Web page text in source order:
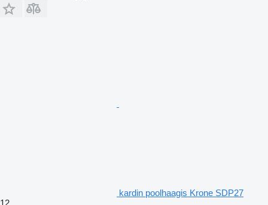
kardin poolhaagis Krone SDP27
12